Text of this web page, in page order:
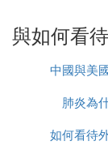
與如何看
中國與美
肺炎為
如何看待